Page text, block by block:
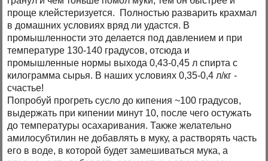
проще клейстеризуется. Полностью разварить крахмал
в домашних условиях вряд ли удастся. В
промышленности это делается под давлением и при
температуре 130-140 градусов, отсюда и
промышленные нормы выхода 0,43-0,45 л спирта с
килограмма сырья. В наших условиях 0,35-0,4 л/кг -
счастье!
Попробуй прогреть сусло до кипения ~100 градусов,
выдержать при кипении минут 10, после чего остужать
до температуры осахаривания. Также желательно
амилосубтилин не добавлять в муку, а растворять часть
его в воде, в которой будет замешиваться мука, а